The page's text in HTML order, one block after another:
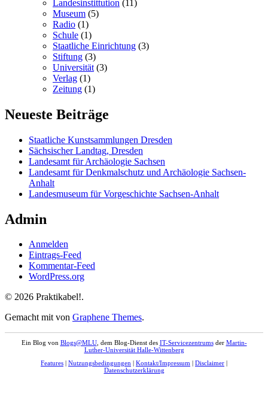
Landesinstittution (11)
Museum (5)
Radio (1)
Schule (1)
Staatliche Einrichtung (3)
Stiftung (3)
Universität (3)
Verlag (1)
Zeitung (1)
Neueste Beiträge
Staatliche Kunstsammlungen Dresden
Sächsischer Landtag, Dresden
Landesamt für Archäologie Sachsen
Landesamt für Denkmalschutz und Archäologie Sachsen-
Anhalt
Landesmuseum für Vorgeschichte Sachsen-Anhalt
Admin
Anmelden
Eintrags-Feed
Kommentar-Feed
WordPress.org
© 2026 Praktikabel!.
Gemacht mitvon Graphene Themes.
Ein Blog von Blogs@MLU, dem Blog-Dienst des IT-Servicezentrumsder Martin-
Luther-Universität Halle-Wittenberg
Features
Nutzungsbedingungen Kontakt/Impressum Disclaimer
Datenschutzerklärung